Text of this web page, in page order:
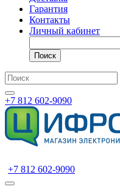
Гарантия
Контакты
Личный кабинет
Поиск
+7 812 602-9090
+7 812 602-9090